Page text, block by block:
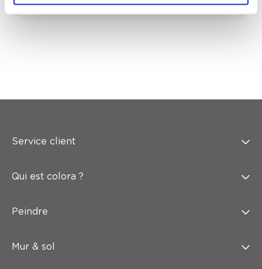
Service client
Qui est colora ?
Peindre
Mur & sol